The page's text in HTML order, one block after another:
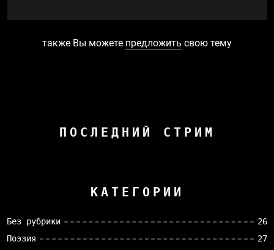
также Вы можете предложить свою тему
ПОСЛЕДНИЙ СТРИМ
КАТЕГОРИИ
Без рубрики
26
Поэзия
27